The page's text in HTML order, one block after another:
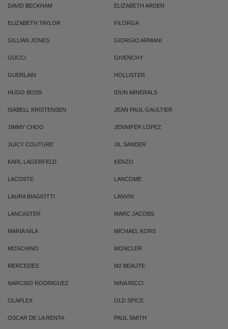
DAVID BECKHAM ELIZABETH ARDEN
ELIZABETH TAYLOR FILORGA
GILLIAN JONES GIORGIO ARMANI
GUCCI GIVENCHY
GUERLAIN HOLLISTER
HUGO BOSS IDUN MINERALS
ISABELL KRISTENSEN JEAN PAUL GAULTIER
JIMMY CHOO JENNIFER LOPEZ
JUICY COUTURE JIL SANDER
KARL LAGERFELD KENZO
LACOSTE LANCOME
LAURA BIAGIOTTI LANVIN
LANCASTER MARC JACOBS
MARIA NILA MICHAEL KORS
MOSCHINO MONCLER
MERCEDES M2 BEAUTE
NARCISO RODRIGUEZ NINA RICCI
OLAPLEX OLD SPICE
OSCAR DE LA RENTA PAUL SMITH